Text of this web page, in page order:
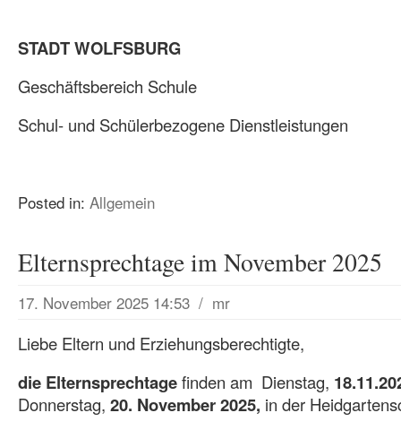
STADT WOLFSBURG
Geschäftsbereich Schule
Schul- und Schülerbezogene Dienstleistungen
Posted in: Allgemein
Elternsprechtage im November 2025
17. November 2025 14:53 / mr
Liebe Eltern und Erziehungsberechtigte,
die Elternsprechtagefinden am Dienstag,
Donnerstag, 20. November 2025, in der